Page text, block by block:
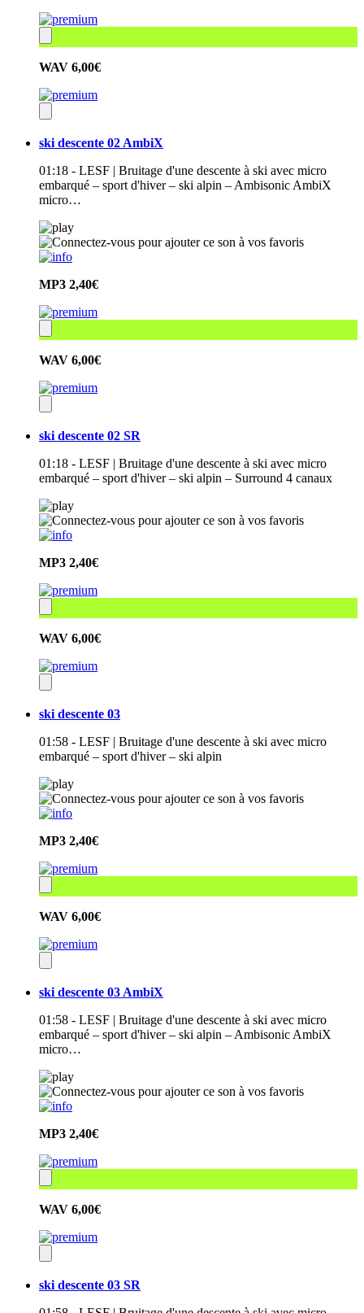
WAV 6,00€
ski descente 02 AmbiX
01:18 - LESF | Bruitage d'une descente à ski avec micro
embarqué – sport d'hiver – ski alpin – Ambisonic AmbiX
micro…
MP3 2,40€
WAV 6,00€
ski descente 02 SR
01:18 - LESF | Bruitage d'une descente à ski avec micro
embarqué – sport d'hiver – ski alpin – Surround 4 canaux
MP3 2,40€
WAV 6,00€
ski descente 03
01:58 - LESF | Bruitage d'une descente à ski avec micro
embarqué – sport d'hiver – ski alpin
MP3 2,40€
WAV 6,00€
ski descente 03 AmbiX
01:58 - LESF | Bruitage d'une descente à ski avec micro
embarqué – sport d'hiver – ski alpin – Ambisonic AmbiX
micro…
MP3 2,40€
WAV 6,00€
ski descente 03 SR